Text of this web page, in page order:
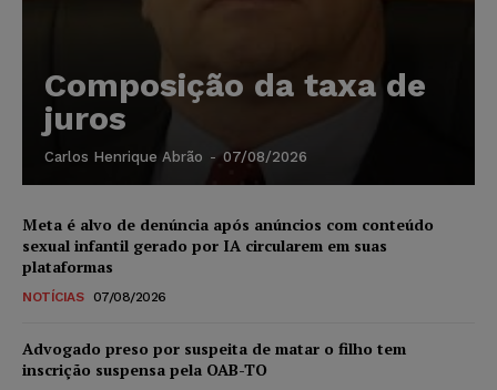
Composição da taxa de
juros
Carlos Henrique Abrão - 07/08/2026
Meta é alvo de denúncia após anúncios com conteúdo
sexual infantil gerado por IA circularem em suas
plataformas
NOTÍCIAS 07/08/2026
Advogado preso por suspeita de matar o filho tem
inscrição suspensa pela OAB-TO